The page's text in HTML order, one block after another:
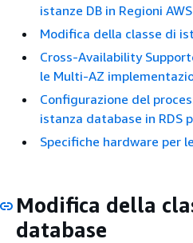
istanze DB in Regioni AWS
Modifica della classe di
Cross-Availability
le Multi-AZ
Configurazione del
istanza database in RDS
Specifiche hardware per
Modifica della
database